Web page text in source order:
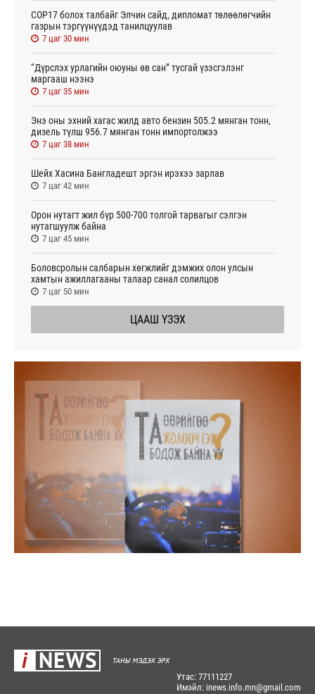
СОР17 болох талбайг Элчин сайд, дипломат төлөөлөгчийн
газрын тэргүүнүүдэд танилцуулав
7 цаг 30 мин
“Дүрслэх урлагийн оюуны өв сан” тусгай үзэсгэлэнг
маргааш нээнэ
7 цаг 35 мин
Энэ оны эхний хагас жилд авто бензин 505.2 мянган тонн,
дизель түлш 956.7 мянган тонн импортолжээ
7 цаг 38 мин
Шейх Хасина Бангладешт эргэн ирэхээ зарлав
7 цаг 42 мин
Орон нутагт жил бүр 500-700 толгой тарвагыг сэлгэн
нутагшуулж байна
7 цаг 45 мин
Боловсролын салбарын хөгжлийг дэмжих олон улсын
хамтын ажиллагааны талаар санал солилцов
7 цаг 50 мин
ЦААШ ҮЗЭХ
Утас: 77111227
Имэйл: inews.info.mn@gmail.com